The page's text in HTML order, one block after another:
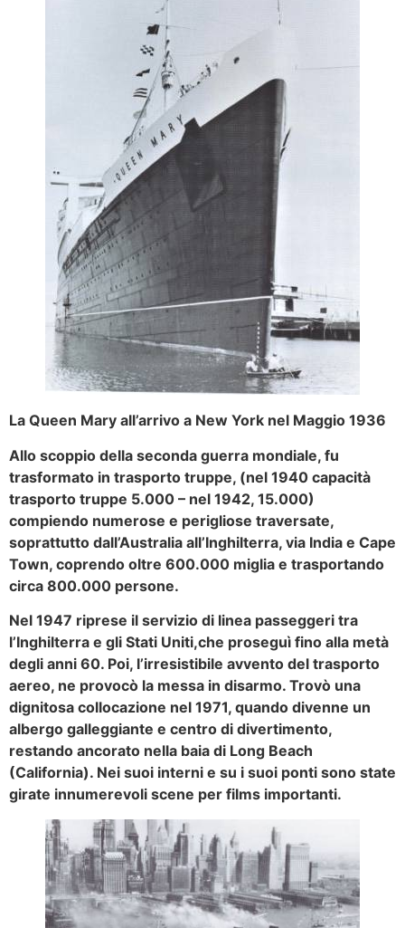
La Queen Mary all’arrivo a New York nel Maggio 1936
Allo scoppio della seconda guerra mondiale, fu
trasformato in trasporto truppe, (nel 1940 capacità
trasporto truppe 5.000 – nel 1942, 15.000)
compiendo numerose e perigliose traversate,
soprattutto dall’Australia all’Inghilterra, via India e Cape
Town, coprendo oltre 600.000 miglia e trasportando
circa 800.000 persone.
Nel 1947 riprese il servizio di linea passeggeri tra
l’Inghilterra e gli Stati Uniti,che proseguì fino alla metà
degli anni 60. Poi, l’irresistibile avvento del trasporto
aereo, ne provocò la messa in disarmo. Trovò una
dignitosa collocazione nel 1971, quando divenne un
albergo galleggiante e centro di divertimento,
restando ancorato nella baia di Long Beach
(California). Nei suoi interni e su i suoi ponti sono state
girate innumerevoli scene per films importanti.